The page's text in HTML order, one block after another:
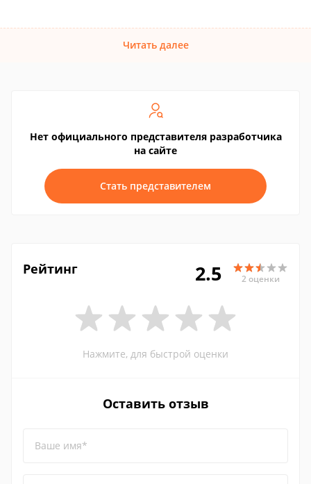
Читать далее
Нет официального представителя разработчика
на сайте
Стать представителем
Рейтинг 2.5 2 оценки
Нажмите, для быстрой оценки
Оставить отзыв
Ваше имя*